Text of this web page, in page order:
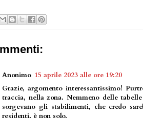
Anonimo 15 aprile 2023 alle ore 19:20
Grazie, argomento interessantissimo!
traccia, nella zona. Nemmeno delle
sorgevano gli stabilimenti, che credo
residenti, è non solo.